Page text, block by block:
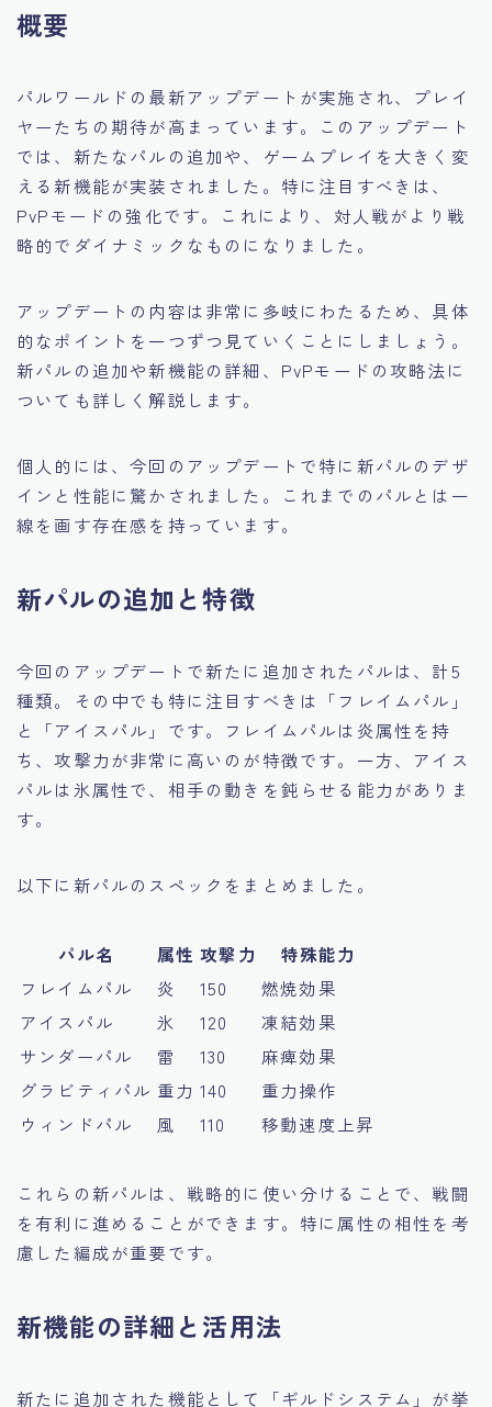
概要
パルワールドの最新アップデートが実施され、プレイ
ヤーたちの期待が高まっています。このアップデート
では、新たなパルの追加や、ゲームプレイを大きく変
える新機能が実装されました。特に注目すべきは、
PvPモードの強化です。これにより、対人戦がより戦
略的でダイナミックなものになりました。
アップデートの内容は非常に多岐にわたるため、具体
的なポイントを一つずつ見ていくことにしましょう。
新パルの追加や新機能の詳細、PvPモードの攻略法に
ついても詳しく解説します。
個人的には、今回のアップデートで特に新パルのデザ
インと性能に驚かされました。これまでのパルとは一
線を画す存在感を持っています。
新パルの追加と特徴
今回のアップデートで新たに追加されたパルは、計5
種類。その中でも特に注目すべきは「フレイムパル」
と「アイスパル」です。フレイムパルは炎属性を持
ち、攻撃力が非常に高いのが特徴です。一方、アイス
パルは氷属性で、相手の動きを鈍らせる能力がありま
す。
以下に新パルのスペックをまとめました。
パル名 属性 攻撃力
特殊能力
フレイムパル
炎 150
燃焼効果
アイスパル
氷 120
凍結効果
サンダーパル
雷 130
麻痺効果
グラビティパル 重力 140
重力操作
ウィンドパル
風 110 移動速度上昇
これらの新パルは、戦略的に使い分けることで、戦闘
を有利に進めることができます。特に属性の相性を考
慮した編成が重要です。
新機能の詳細と活用法
新たに追加された機能として「ギルドシステム」が挙